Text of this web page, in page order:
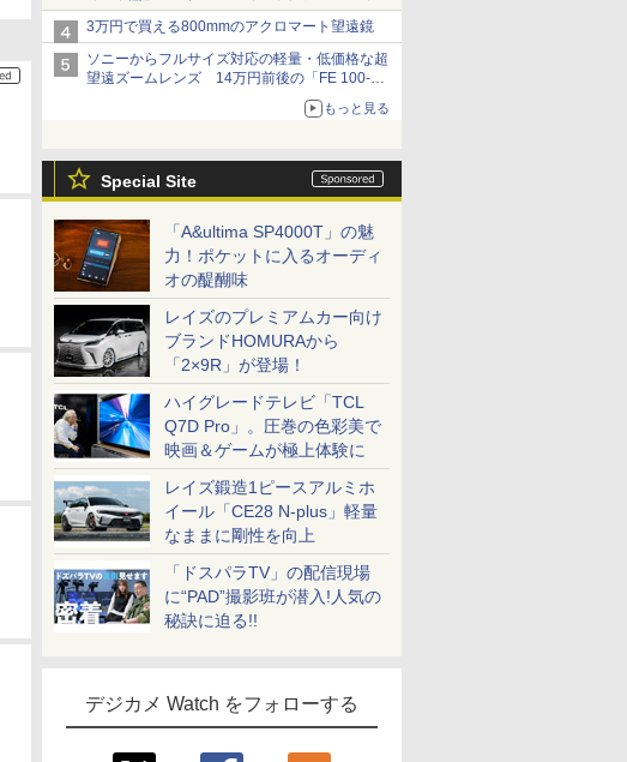
ラ……その実質的な違いは？
3万円で買える800mmのアクロマート望遠鏡
ソニーからフルサイズ対応の軽量・低価格な超
望遠ズームレンズ 14万円前後の「FE 100-
もっと見る
Special Site
「A&ultima SP4000T」の魅
力！ポケットに入るオーディ
オの醍醐味
レイズのプレミアムカー向け
ブランドHOMURAから
「2×9R」が登場！
ハイグレードテレビ「TCL
Q7D Pro」。圧巻の色彩美で
映画＆ゲームが極上体験に
レイズ鍛造1ピースアルミホ
イール「CE28 N-plus」軽量
なままに剛性を向上
「ドスパラTV」の配信現場
に“PAD”撮影班が潜入!人気の
秘訣に迫る!!
デジカメ Watch をフォローする